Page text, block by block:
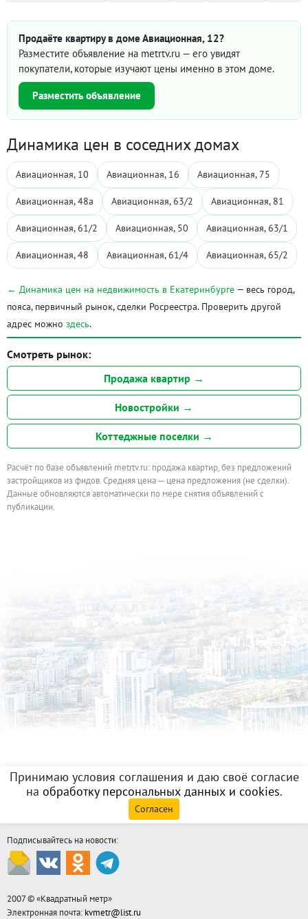
Продаёте квартиру в доме Авиационная, 12?
Разместите объявление на metrtv.ru — его увидят
покупатели, которые изучают цены именно в этом доме.
Разместить объявление
Динамика цен в соседних домах
Авиационная, 10 Авиационная, 16 Авиационная, 75
Авиационная, 48а Авиационная, 63/2 Авиационная, 81
Авиационная, 61/2 Авиационная, 50 Авиационная, 63/1
Авиационная, 48 Авиационная, 61/4 Авиационная, 65/2
← Динамика цен на недвижимость в Екатеринбурге — весь город,
пояса, первичный рынок, сделки Росреестра. Проверить другой
адрес можно здесь.
Смотреть рынок:
Продажа квартир →
Новостройки →
Коттеджные поселки →
Расчёт по базе объявлений metrtv.ru: продажа квартир, без предложений
застройщиков из фидов. Средняя цена — цена предложения (не сделки).
Данные обновляются автоматически по мере снятия объявлений с
публикации.
Принимаю условия соглашения и даю своё согласие
на обработку персональных данных и cookies.
Согласен
Подписывайтесь на новости:
2007 © «Квадратный метр»
Электронная почта: kvmetr@list.ru